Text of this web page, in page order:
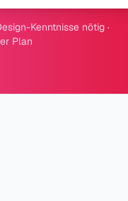
Kenntnisse nötig ·
Plan